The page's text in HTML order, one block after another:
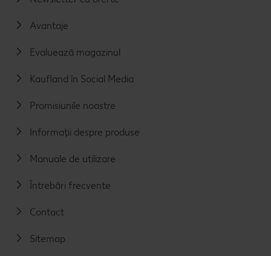
Avantaje
Evaluează magazinul
Kaufland în Social Media
Promisiunile noastre
Informații despre produse
Manuale de utilizare
Întrebări frecvente
Contact
Sitemap